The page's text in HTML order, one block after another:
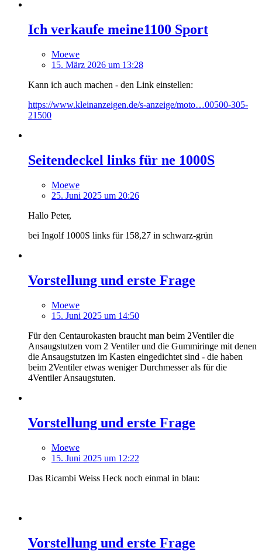
Ich verkaufe meine1100 Sport
Moewe
15. März 2026 um 13:28
Kann ich auch machen - den Link einstellen:
https://www.kleinanzeigen.de/s-anzeige/moto…00500-305-
21500
Seitendeckel links für ne 1000S
Moewe
25. Juni 2025 um 20:26
Hallo Peter,
bei Ingolf 1000S links für 158,27 in schwarz-grün
Vorstellung und erste Frage
Moewe
15. Juni 2025 um 14:50
Für den Centaurokasten braucht man beim 2Ventiler die
Ansaugstutzen vom 2 Ventiler und die Gummiringe mit denen
die Ansaugstutzen im Kasten eingedichtet sind - die haben
beim 2Ventiler etwas weniger Durchmesser als für die
4Ventiler Ansaugstuten.
Vorstellung und erste Frage
Moewe
15. Juni 2025 um 12:22
Das Ricambi Weiss Heck noch einmal in blau:
Vorstellung und erste Frage